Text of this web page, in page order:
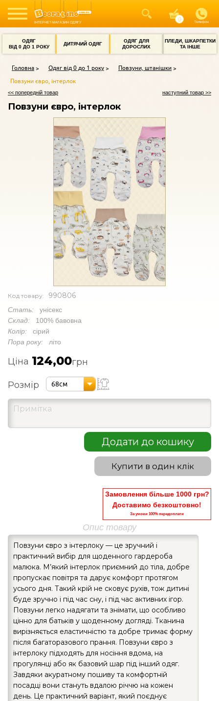
ІНТЕРНЕТ-МАГАЗИН ОДЯГУ Телефон
ОДЯГ
ВІД 0 ДО 1 РОКУ
ДИТЯЧИЙ ОДЯГ
ОДЯГ ДЛЯ
ДОРОСЛИХ
ПЛЕДИ, ШКАРПЕТКИ
ТА ІНШЕ
Головна Одяг від 0 до 1 року
Повзуни, штанішки
Повзуни євро, інтерлок
<< попередній товар наступний товар >>
Повзуни євро, інтерлок
Код товару: 990806
Стать: унісекс
Склад: 100% бавовна
Колір: сірий
Пора року: літо
Ціна 124,00грн
Розмір 68см
Додати до кошику
Купити в один клік
Замовлення більше 1000 грн?
Доставимо безкоштовно!
За умови 100% передоплати
Опис товару
Повзуни євро з інтерлоку — це зручний і
практичний вибір для щоденного гардероба
малюка. М’який інтерлок приємний до тіла, добре
пропускає повітря та дарує комфорт протягом
усього дня. Такий крій не сковує рухів, тож дитині
буде зручно і під час сну, і під час активних ігор.
Повзуни легко надягати та знімати, що особливо
цінно для батьків у щоденному догляді. Тканина
вирізняється еластичністю та добре тримає форму
після багаторазового прання. Повзуни євро з
інтерлоку підходять для носіння вдома, на
прогулянці або як базовий шар під інший одяг.
Завдяки акуратному пошиву та комфортній
посадці вони стануть вдалою річчю на кожен
день. Це практичний варіант, який поєднує